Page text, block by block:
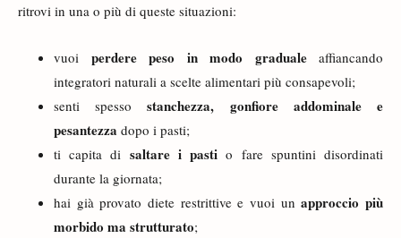
ritrovi in una o più di queste situazioni:
vuoi perdere peso in modo gradualeaffiancando
integratori naturali a scelte alimentari più consapevoli;
senti spessostanchezza, gonfiore addominale e
pesantezza dopo i pasti;
ti capita di saltare i pasti o fare spuntini disordinati
durante la giornata;
hai già provato diete restrittive e vuoi unapproccio più
morbido ma strutturato;